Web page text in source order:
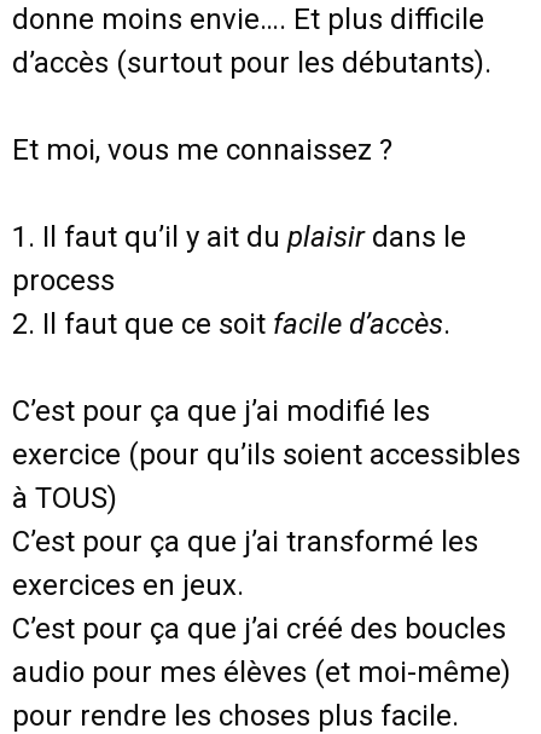
donne moins envie…. Et plus difficile
d’accès (surtout pour les débutants).
Et moi, vous me connaissez ?
1. Il faut qu’il y ait du plaisirdans le
process
2. Il faut que ce soit facile d’accès.
C’est pour ça que j’ai modifié les
exercice (pour qu’ils soient accessibles
à TOUS)
C’est pour ça que j’ai transformé les
exercices en jeux.
C’est pour ça que j’ai créé des boucles
audio pour mes élèves (et moi-même)
pour rendre les choses plus facile.